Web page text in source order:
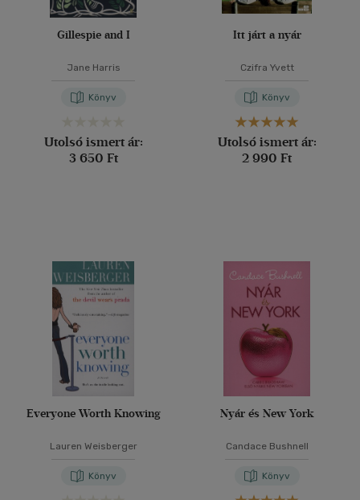
Gillespie and I
Jane Harris
Könyv
Utolsó ismert ár:
3 650 Ft
Itt járt a nyár
Czifra Yvett
Könyv
Utolsó ismert ár:
2 990 Ft
Everyone Worth Knowing
Lauren Weisberger
Könyv
Nyár és New York
Candace Bushnell
Könyv